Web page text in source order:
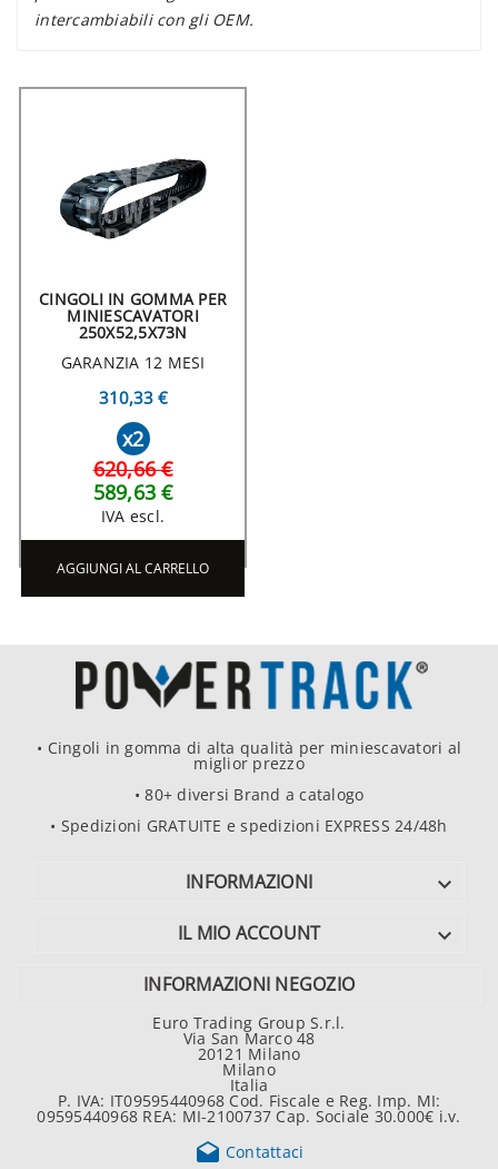
intercambiabili con gli OEM.
CINGOLI IN GOMMA PER
MINIESCAVATORI
250X52,5X73N
GARANZIA 12 MESI
310,33 €
x2
620,66 €
589,63 €
IVA escl.
AGGIUNGI AL CARRELLO
• Cingoli in gomma di alta qualità per miniescavatori al
miglior prezzo
• 80+ diversi Brand a catalogo
• Spedizioni GRATUITE e spedizioni EXPRESS 24/48h
INFORMAZIONI 
IL MIO ACCOUNT 
INFORMAZIONI NEGOZIO
Euro Trading Group S.r.l.
Via San Marco 48
20121 Milano
Milano
Italia
P. IVA: IT09595440968 Cod. Fiscale e Reg. Imp. MI:
09595440968 REA: MI-2100737 Cap. Sociale 30.000€ i.v.
 Contattaci